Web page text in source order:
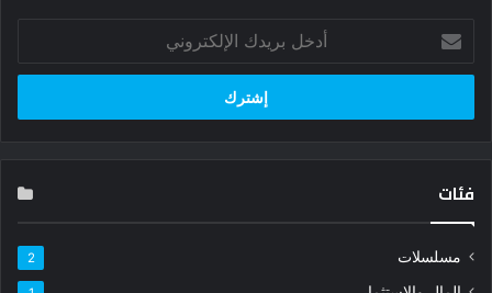
بريدك
الإلكتروني
فئات
مسلسلات 2